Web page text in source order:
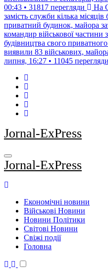
00:43 • 31817 перегляди
На
замість служби кілька
приватний будинок, майора
командир військової частини
будівництва свого
виявили 83 військових,
липня, 16:27 • 11045 перегляди
Jornal-ExPress
Jornal-ExPress
Економічні новини
Військові Новини
Новини Політики
Світові Новини
Свіжі події
Головна